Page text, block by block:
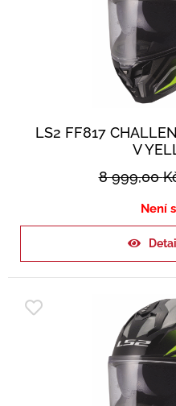
LS2 FF817
V
8 999,00
Není